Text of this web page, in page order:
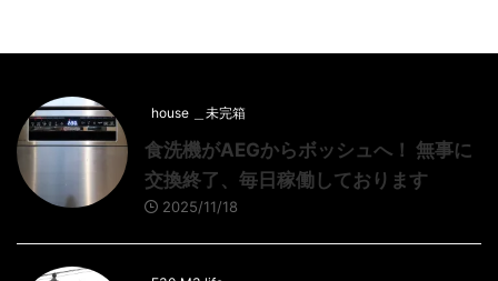
house ＿未完箱
食洗機がAEGからボッシュへ！ 無事に
交換終了、毎日稼働しております
2025/11/18